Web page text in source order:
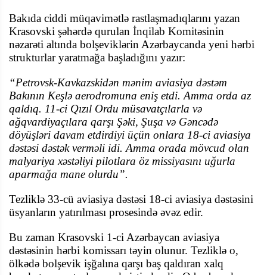
Bakıda ciddi müqavimətlə rastlaşmadıqlarını yazan
Krasovski şəhərdə qurulan İnqilab Komitəsinin
nəzarəti altında bolşeviklərin Azərbaycanda yeni hərbi
strukturlar yaratmağa başladığını yazır:
“Petrovsk-Kavkazskidən mənim aviasiya dəstəm
Bakının Keşlə aerodromuna eniş etdi. Amma orda az
qaldıq. 11-ci Qızıl Ordu müsavatçılarla və
ağqvardiyaçılara qarşı Şəki, Şuşa və Gəncədə
döyüşləri davam etdirdiyi üçün onlara 18-ci aviasiya
dəstəsi dəstək verməli idi. Amma orada mövcud olan
malyariya xəstəliyi pilotlara öz missiyasını uğurla
aparmağa mane olurdu”.
Tezliklə 33-cü aviasiya dəstəsi 18-ci aviasiya dəstəsini
üsyanların yatırılması prosesində əvəz edir.
Bu zaman Krasovski 1-ci Azərbaycan aviasiya
dəstəsinin hərbi komissarı təyin olunur. Tezliklə o,
ölkədə bolşevik işğalına qarşı baş qaldıran xalq